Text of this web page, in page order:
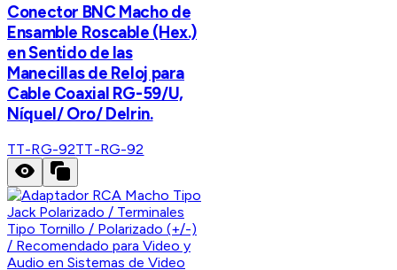
Conector BNC Macho de
Ensamble Roscable (Hex.)
en Sentido de las
Manecillas de Reloj para
Cable Coaxial RG-59/U,
Níquel/ Oro/ Delrin.
TT-RG-92TT-RG-92